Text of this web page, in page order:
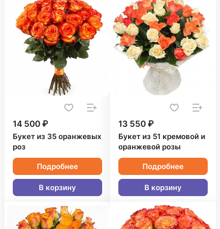
14 500 ₽
Букет из 35 оранжевых
роз
Подробнее
В корзину
13 550 ₽
Букет из 51 кремовой и
оранжевой розы
Подробнее
В корзину